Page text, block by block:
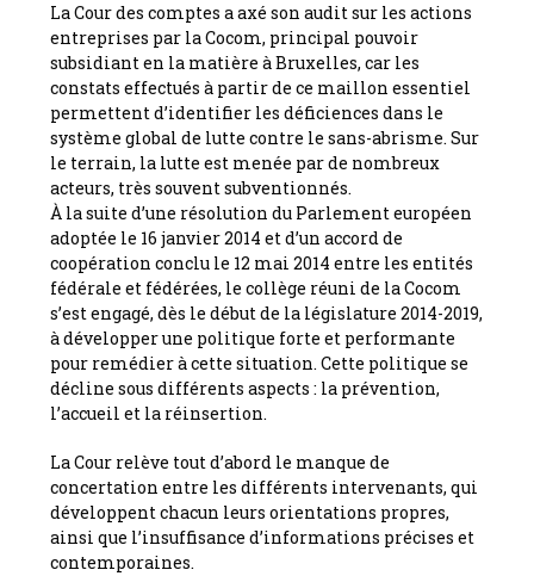
La Cour des comptes a axé son audit sur les actions
entreprises par la Cocom, principal pouvoir
subsidiant en la matière à Bruxelles, car les
constats effectués à partir de ce maillon essentiel
permettent d’identifier les déficiences dans le
système global de lutte contre le sans-abrisme. Sur
le terrain, la lutte est menée par de nombreux
acteurs, très souvent subventionnés.
À la suite d’une résolution du Parlement européen
adoptée le 16 janvier 2014 et d’un accord de
coopération conclu le 12 mai 2014 entre les entités
fédérale et fédérées, le collège réuni de la Cocom
s’est engagé, dès le début de la législature 2014-2019,
à développer une politique forte et performante
pour remédier à cette situation. Cette politique se
décline sous différents aspects : la prévention,
l’accueil et la réinsertion.
La Cour relève tout d’abord le manque de
concertation entre les différents intervenants, qui
développent chacun leurs orientations propres,
ainsi que l’insuffisance d’informations précises et
contemporaines.